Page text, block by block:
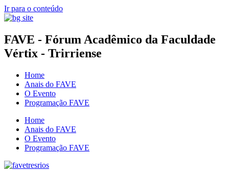
Ir para o conteúdo
FAVE - Fórum Acadêmico da Faculdade
Vértix - Trirriense
Home
Anais do FAVE
O Evento
Programação FAVE
Home
Anais do FAVE
O Evento
Programação FAVE